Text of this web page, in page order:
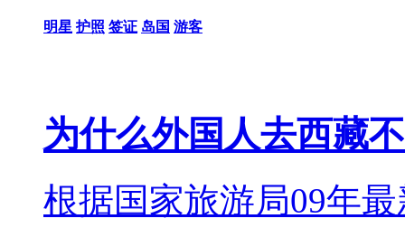
明星 护照 签证 岛国 游客
为什么外国人去西藏
根据国家旅游局09年